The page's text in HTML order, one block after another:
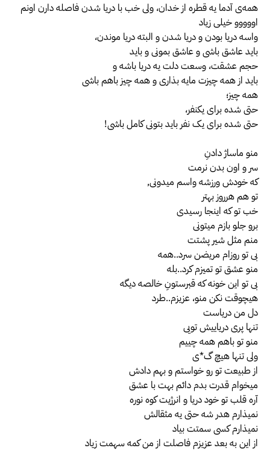
همه‌ی آدما یه قطره از خدان، ولی خب با دریا شدن فاصله دارن اونم
اووووو خیلی زیاد
واسه دریا بودن و دریا شدن و البته دریا موندن،
باید عاشق باشی و عاشق بمونی و باید
حجم عشقت، وسعت دلت یه دریا باشه و
باید از همه چیزت مایه بذاری و همه چیز باهم باشی
همه چیز؛
حتی شده برای یکنفر،
حتی شده برای یک نفر باید بتونی کامل باشی!
منو ماساژ دادنِ
سر و اون بدن نرمت
که خودش ورزشه واسم میدونی,
تو هم هرروز بهتر
خب تو که اینجا رسیدی
برو جلو بازم میتونی
منم مثل شیر پشتت
بی تو روزام مریضن سرد..همه
منو عشق تو تمیزم کرد..بله
بی تو این خونه که قبرستونِ خالصه دیگه
هیچوقت نکن منو، عزیزم..طرد
دل من دریاست
تنها پری دریاییش تویی
منو تو باهم همه‌ چییم
ولی تنها هیچ گ*ی
از طبیعت تو رو خواستم و بهم دادش
میخوام قدرت بدم دائم بهت با عشق
آره قلب تو خود دریا و انرژیت کوه نوره
نمیذارم هدر شه حتی یه مثقالش
نمیذارم کسی سمتت بیاد
از این به بعد عزیزم فاصلت از من کمه سهمت زیاد